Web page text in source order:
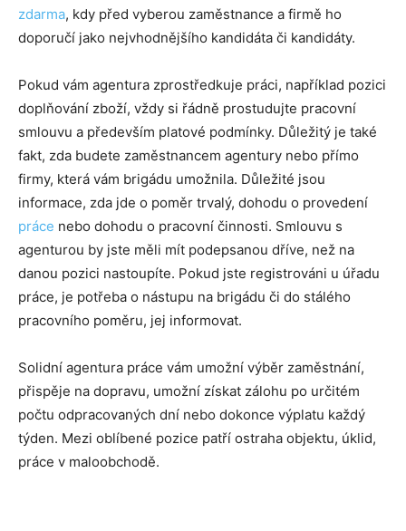
zdarma, kdy před vyberou zaměstnance a firmě ho
doporučí jako nejvhodnějšího kandidáta či kandidáty.
Pokud vám agentura zprostředkuje práci, například pozici
doplňování zboží, vždy si řádně prostudujte pracovní
smlouvu a především platové podmínky. Důležitý je také
fakt, zda budete zaměstnancem agentury nebo přímo
firmy, která vám brigádu umožnila. Důležité jsou
informace, zda jde o poměr trvalý, dohodu o provedení
práce nebo dohodu o pracovní činnosti. Smlouvu s
agenturou by jste měli mít podepsanou dříve, než na
danou pozici nastoupíte. Pokud jste registrováni u úřadu
práce, je potřeba o nástupu na brigádu či do stálého
pracovního poměru, jej informovat.
Solidní agentura práce vám umožní výběr zaměstnání,
přispěje na dopravu, umožní získat zálohu po určitém
počtu odpracovaných dní nebo dokonce výplatu každý
týden. Mezi oblíbené pozice patří ostraha objektu, úklid,
práce v maloobchodě.